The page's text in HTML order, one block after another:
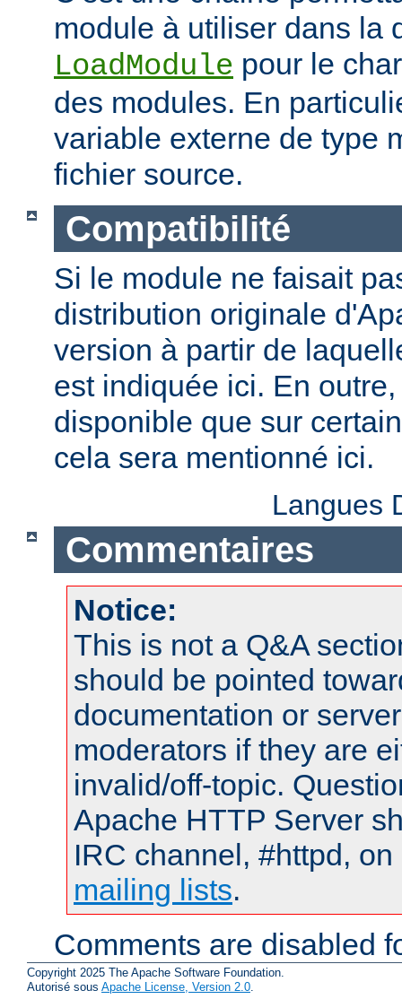
module à utiliser dans la
LoadModule pour le
des modules. En
variable externe de type
fichier source.
Compatibilité
Si le module ne faisait
distribution originale
version à partir de
est indiquée ici. En
disponible que sur
cela sera mentionné ici.
Langues
Commentaires
Notice:
This is not a Q&A
should be pointed
documentation or
moderators if they are
invalid/off-topic.
Apache HTTP Server
IRC channel, #httpd,
mailing lists.
Comments are disabled
Copyright 2025 The Apache Software Foundation.
Autorisé sous Apache License, Version 2.0.